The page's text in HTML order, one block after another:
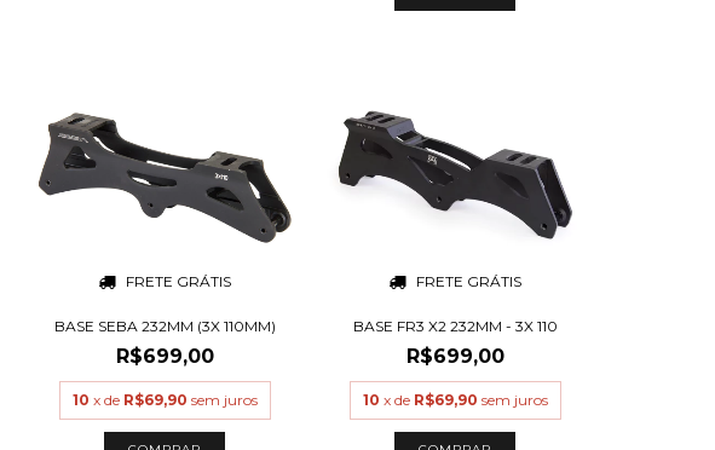
FRETE GRÁTIS
BASE SEBA 232MM (3X 110MM)
R$699,00
10 x de R$69,90 sem juros
FRETE GRÁTIS
BASE FR3 X2 232MM - 3X 110
R$699,00
10 x de R$69,90 sem juros